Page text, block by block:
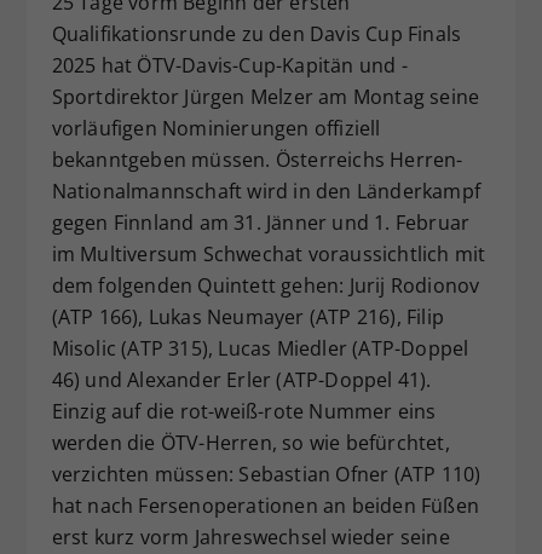
Qualifikationsrunde zu den Davis Cup Finals
2025 hat ÖTV-Davis-Cup-Kapitän und -
Sportdirektor Jürgen Melzer am Montag seine
vorläufigen Nominierungen offiziell
bekanntgeben müssen. Österreichs Herren-
Nationalmannschaft wird in den Länderkampf
gegen Finnland am 31. Jänner und 1. Februar
im Multiversum Schwechat voraussichtlich mit
dem folgenden Quintett gehen: Jurij Rodionov
(ATP 166), Lukas Neumayer (ATP 216), Filip
Misolic (ATP 315), Lucas Miedler (ATP-Doppel
46) und Alexander Erler (ATP-Doppel 41).
Einzig auf die rot-weiß-rote Nummer eins
werden die ÖTV-Herren, so wie befürchtet,
verzichten müssen: Sebastian Ofner (ATP 110)
hat nach Fersenoperationen an beiden Füßen
erst kurz vorm Jahreswechsel wieder seine
Zweck
Dieser Wert speichert Ihre Consent-
Einstellungen. Unter anderem eine
zufällig generierte ID, für die
historische Speicherung Ihrer
vorgenommen Einstellungen, falls der
Webseiten-Betreiber dies eingestellt
hat.